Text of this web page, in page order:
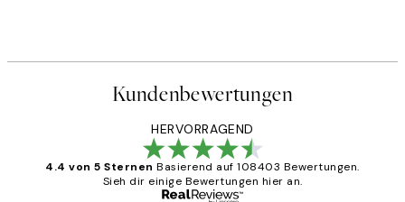
Kundenbewertungen
HERVORRAGEND
4.4 von 5 Sternen Basierend auf 108403 Bewertungen.
Sieh dir einige Bewertungen hier an.